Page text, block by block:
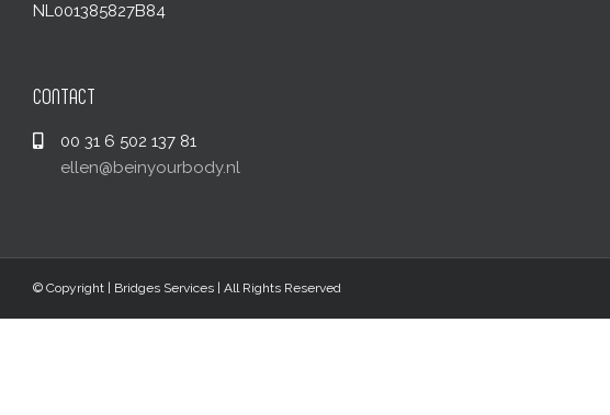
NL001385827B84
CONTACT
00 31 6 502 137 81
ellen@beinyourbody.nl
© Copyright | Bridges Services | All Rights Reserved